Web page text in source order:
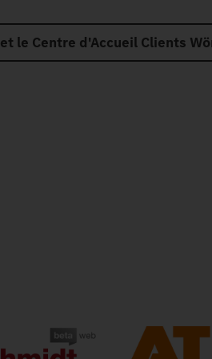
le Centre d'Accueil Clients